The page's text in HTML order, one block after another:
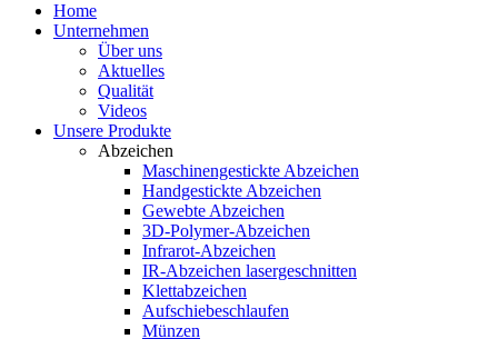
Home
Unternehmen
Über uns
Aktuelles
Qualität
Videos
Unsere Produkte
Abzeichen
Maschinengestickte Abzeichen
Handgestickte Abzeichen
Gewebte Abzeichen
3D-Polymer-Abzeichen
Infrarot-Abzeichen
IR-Abzeichen lasergeschnitten
Klettabzeichen
Aufschiebeschlaufen
Münzen